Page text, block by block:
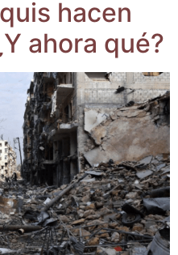
hacen
aho­ra qué?